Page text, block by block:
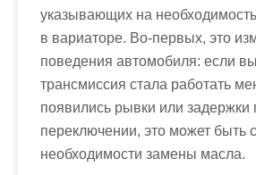
указывающих на
в вариаторе. Во-первых, это
поведения автомобиля: если
трансмиссия стала работать
появились рывки или задержки
переключении, это может быть
необходимости замены масла.